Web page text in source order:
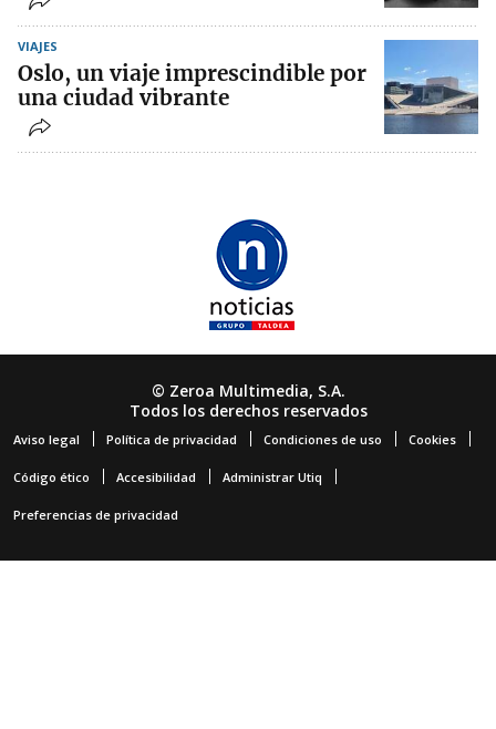
VIAJES
Oslo, un viaje imprescindible por
una ciudad vibrante
© Zeroa Multimedia, S.A.
Todos los derechos reservados
Aviso legal Política de privacidad Condiciones de uso Cookies
Código ético Accesibilidad Administrar Utiq
Preferencias de privacidad